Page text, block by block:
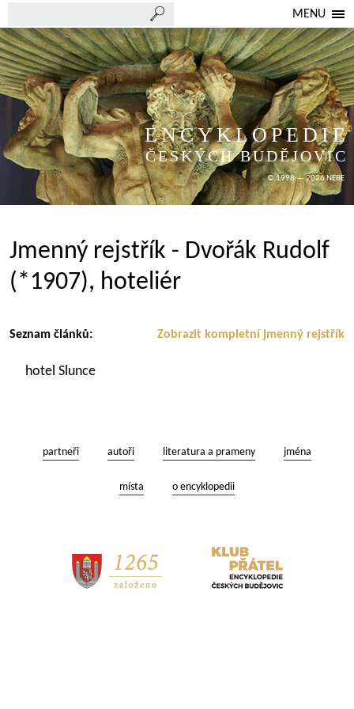
MENU
ENCYKLOPEDIE
ČESKÝCH BUDĚJOVIC
© 1998 — 2026 NEBE
Jmenný rejstřík - Dvořák Rudolf
(*1907), hoteliér
Zobrazit kompletní jmenný rejstřík
Seznam článků:
hotel Slunce
partneři autoři literatura a prameny jména
místa o encyklopedii